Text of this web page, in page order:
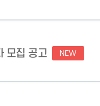
모집 공고
NEW